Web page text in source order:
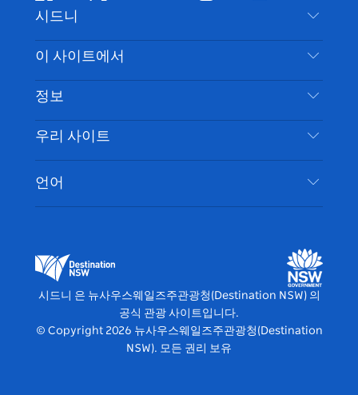
이
스
북
귀
다
브
타
램
터
레
스
트
시드니
문의하기
부인 성명
쿠키 고지
이 사이트에서
목적지
할 일
이벤트
숙소
정보
여행 정보
시드니 접근성
귀하의 사업을 등록하세요
우리 사이트
뉴사우스웨일즈주관광청(Destination NSW) 미디
어 센터
비비드 시드니(Vivid Sydney)
언어
시드니 은 뉴사우스웨일즈주관광청(Destination NSW) 의
공식 관광 사이트입니다.
© Copyright 2026 뉴사우스웨일즈주관광청(Destination
NSW). 모든 권리 보유